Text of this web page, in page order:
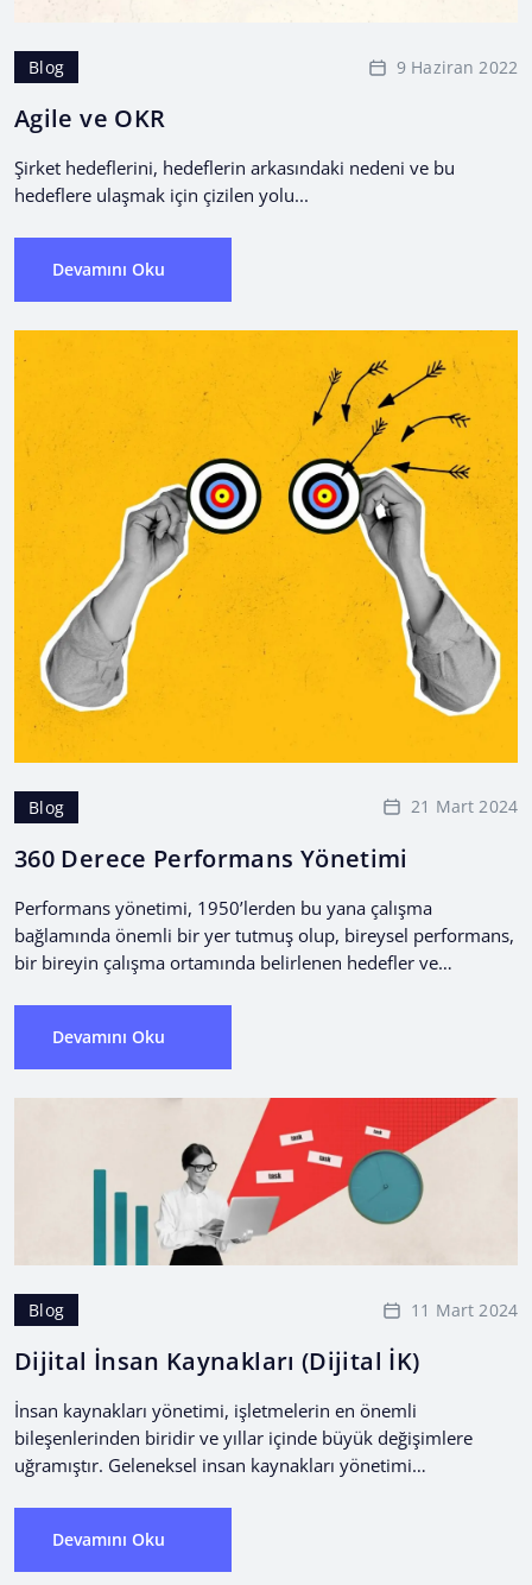
Blog 9 Haziran 2022
Agile ve OKR
Şirket hedeflerini, hedeflerin arkasındaki nedeni ve bu
hedeflere ulaşmak için çizilen yolu...
Devamını Oku
Blog 21 Mart 2024
360 Derece Performans Yönetimi
Performans yönetimi, 1950’lerden bu yana çalışma
bağlamında önemli bir yer tutmuş olup, bireysel performans,
bir bireyin çalışma ortamında belirlenen hedefler ve
Devamını Oku
Blog 11 Mart 2024
Dijital İnsan Kaynakları (Dijital İK)
İnsan kaynakları yönetimi, işletmelerin en önemli
bileşenlerinden biridir ve yıllar içinde büyük değişimlere
uğramıştır. Geleneksel insan kaynakları yönetimi
Devamını Oku